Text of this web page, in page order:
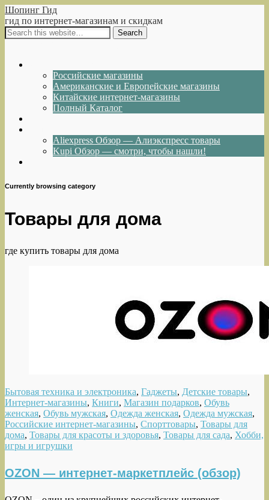
Шопинг Гид
гид по интернет-магазинам и скидкам
Российские магазины
Американские и Европейские магазины
Китайские интернет-магазины
Полный Каталог
Aliexpress Обзор — Алиэкспресс товары
Kupi Обзор — смотри, чтобы нашли!
Currently browsing category
Товары для дома
где купить товары для дома
Бытовая техника и электроника, Гаджеты, Детские товары,
Интернет-магазины, Книги, Магазин подарков, Обувь
женская, Обувь мужская, Одежда женская, Одежда мужская,
Российские интернет-магазины, Спорттовары, Товары для
дома, Товары для красоты и здоровья, Товары для сада, Хобби,
игры и игрушки
OZON — интернет-маркетплейс (обзор)